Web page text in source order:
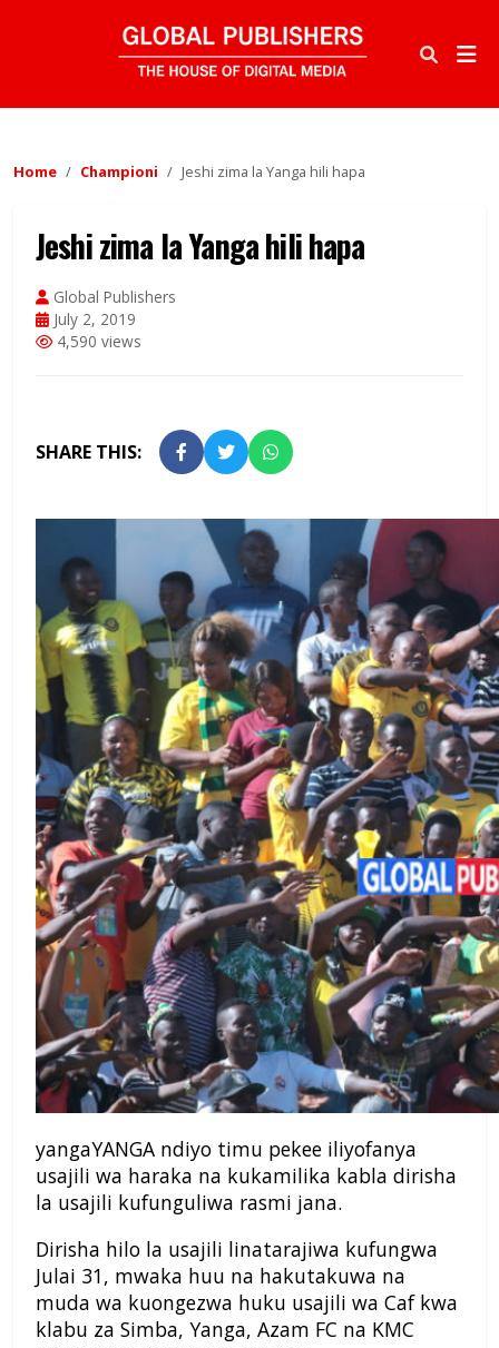
Home Championi Jeshi zima la Yanga hili hapa
Jeshi zima la Yanga hili hapa
Global Publishers
July 2, 2019
4,590 views
SHARE THIS:
yangaYANGA ndiyo timu pekee iliyofanya
usajili wa haraka na kukamilika kabla dirisha
la usajili kufunguliwa rasmi jana.
Dirisha hilo la usajili linatarajiwa kufungwa
Julai 31, mwaka huu na hakutakuwa na
muda wa kuongezwa huku usajili wa Caf kwa
klabu za Simba, Yanga, Azam FC na KMC